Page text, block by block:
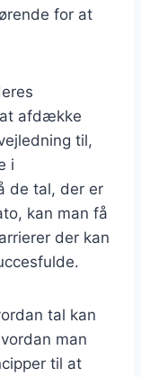
for at
afdække
til,
i
de tal, der er
kan man få
der kan
tal kan
man
til at